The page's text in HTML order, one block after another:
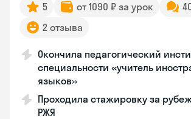
5 от 1090 ₽ за урок
2 отзыва
Окончила педагогический
специальности «учитель
языков»
Проходила стажировку за
РЖЯ